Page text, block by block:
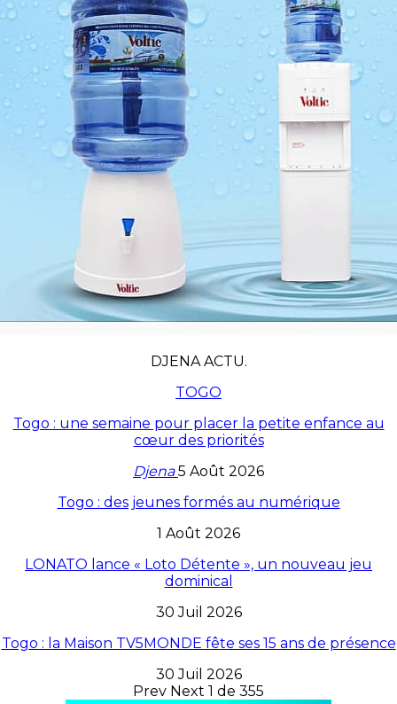
DJENA ACTU.
TOGO
Togo : une semaine pour placer la petite enfance au
cœur des priorités
Djena5 Août 2026
Togo : des jeunes formés au numérique
1 Août 2026
LONATO lance « Loto Détente », un nouveau jeu
dominical
30 Juil 2026
Togo : la Maison TV5MONDE fête ses 15 ans de présence
30 Juil 2026
Prev Next 1 de 355